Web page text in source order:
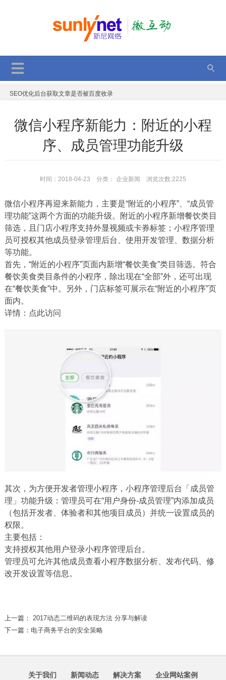
2017双11，双12，持续优惠中，错过再等一年
企业网站是现代企业不可或缺的一部分
SEO优化后台获取文章是否被百度收录
顺德定制网站建设优势有那些
电子商务平台的安全策略
GPT应用于网站项目优化
微信小程序新能力：附近的小程
序、成员管理功能升级
时间：2018-04-23 分类： 企业新闻 浏览次数:2225
微信小程序再迎来新能力，主要是“附近的小程序”、“成员管
理功能”这两个方面的功能升级。附近的小程序新增餐饮类目
筛选，且门店小程序支持外显视频或卡券标签；小程序管理
员可授权其他成员登录管理后台、使用开发管理、数据分析
等功能。
首先，“附近的小程序”页面内新增“餐饮美食”类目筛选。符合
餐饮美食类目条件的小程序，除出现在“全部”外，还可出现
在“餐饮美食”中。另外，门店标签可展示在“附近的小程序”页
面内。
详情：点此访问
其次，为方便开发者管理小程序，小程序管理后台「成员管
理」功能升级：管理员可在“用户身份-成员管理”内添加成员
（包括开发者、体验者和其他项目成员）并统一设置成员的
权限。
主要包括：
支持授权其他用户登录小程序管理后台。
管理员可允许其他成员查看小程序数据分析、发布代码、修
改开发设置等信息。
上一篇： 2017动态二维码的表现方法 分享与解读
下一篇： 电子商务平台的安全策略
关于我们 新闻动态 解决方案 企业网站案例